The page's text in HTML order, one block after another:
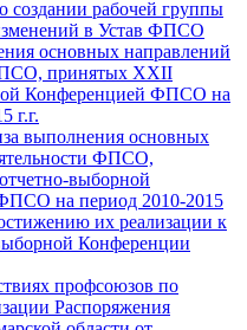
создании рабочей группы
в Устав ФПСО
основных направлений
принятых XXII
Конференцией ФПСО на
г.г.
выполнения основных
ФПСО,
выборной
на период 2010-2015
их реализации к
Конференции
профсоюзов по
Распоряжения